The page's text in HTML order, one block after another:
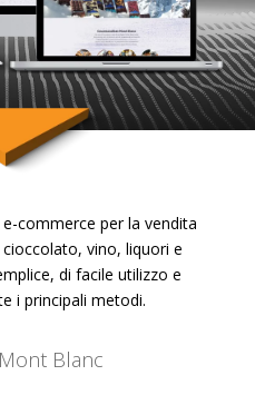
commerce per la vendita
vino, liquori e
di facile utilizzo e
i principali metodi.
Blanc